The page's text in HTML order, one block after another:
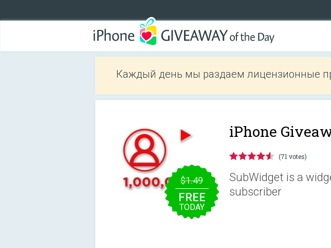
Каждый день мы раздаем лицензионные
$1.49
FREE
TODAY
iPhone
(71 votes)
SubWidget is a
subscriber